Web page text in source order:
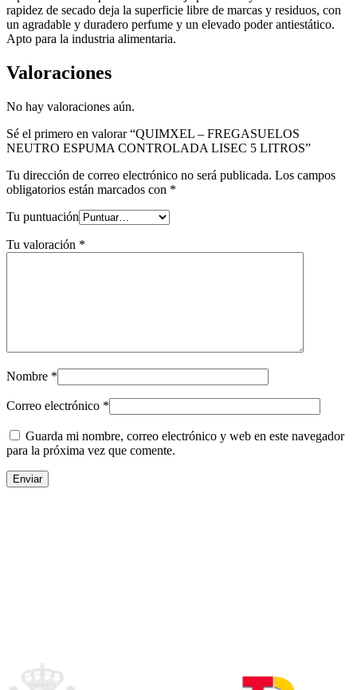
rapidez de secado deja la superficie libre de marcas y residuos, con
un agradable y duradero perfume y un elevado poder antiestático.
Apto para la industria alimentaria.
Valoraciones
No hay valoraciones aún.
Sé el primero en valorar “QUIMXEL – FREGASUELOS
NEUTRO ESPUMA CONTROLADA LISEC 5 LITROS”
Tu dirección de correo electrónico no será publicada. Los campos
obligatorios están marcados con *
Tu puntuación
Tu valoración *
Nombre *
Correo electrónico *
Guarda mi nombre, correo electrónico y web en este navegador
para la próxima vez que comente.